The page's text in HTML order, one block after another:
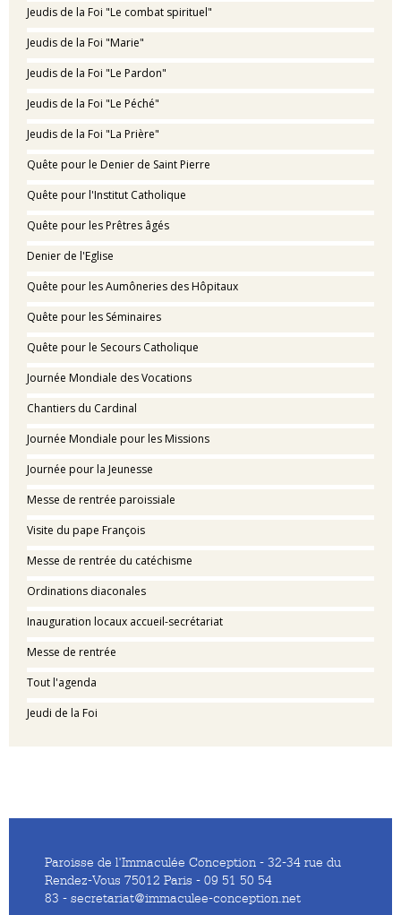
Jeudis de la Foi "Le combat spirituel"
Jeudis de la Foi "Marie"
Jeudis de la Foi "Le Pardon"
Jeudis de la Foi "Le Péché"
Jeudis de la Foi "La Prière"
Quête pour le Denier de Saint Pierre
Quête pour l'Institut Catholique
Quête pour les Prêtres âgés
Denier de l'Eglise
Quête pour les Aumôneries des Hôpitaux
Quête pour les Séminaires
Quête pour le Secours Catholique
Journée Mondiale des Vocations
Chantiers du Cardinal
Journée Mondiale pour les Missions
Journée pour la Jeunesse
Messe de rentrée paroissiale
Visite du pape François
Messe de rentrée du catéchisme
Ordinations diaconales
Inauguration locaux accueil-secrétariat
Messe de rentrée
Tout l'agenda
Jeudi de la Foi
Paroisse de l'Immaculée Conception - 32-34 rue du
Rendez-Vous 75012 Paris - 09 51 50 54
83 - secretariat@immaculee-conception.net